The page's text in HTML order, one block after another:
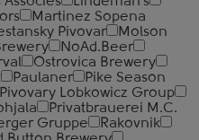
Martinez Sopena
Pivovar
Molson
NoAd.Beer
Ostrovica Brewery
Paulaner
Pike Season
Pivovary Lobkowicz Group
Privatbrauerei M.C.
Gruppe
Rakovnik